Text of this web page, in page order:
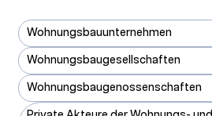
Wohnungsbauunternehmen
Wohnungsbaugesellschaften
Wohnungsbaugenossenschaften